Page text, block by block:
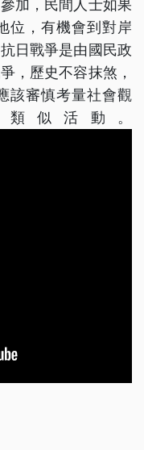
加，民間人士如果
位，有機會到對岸
日戰爭是由國民政
，歷史不容抹煞，
該審慎考量社會觀
似活動。